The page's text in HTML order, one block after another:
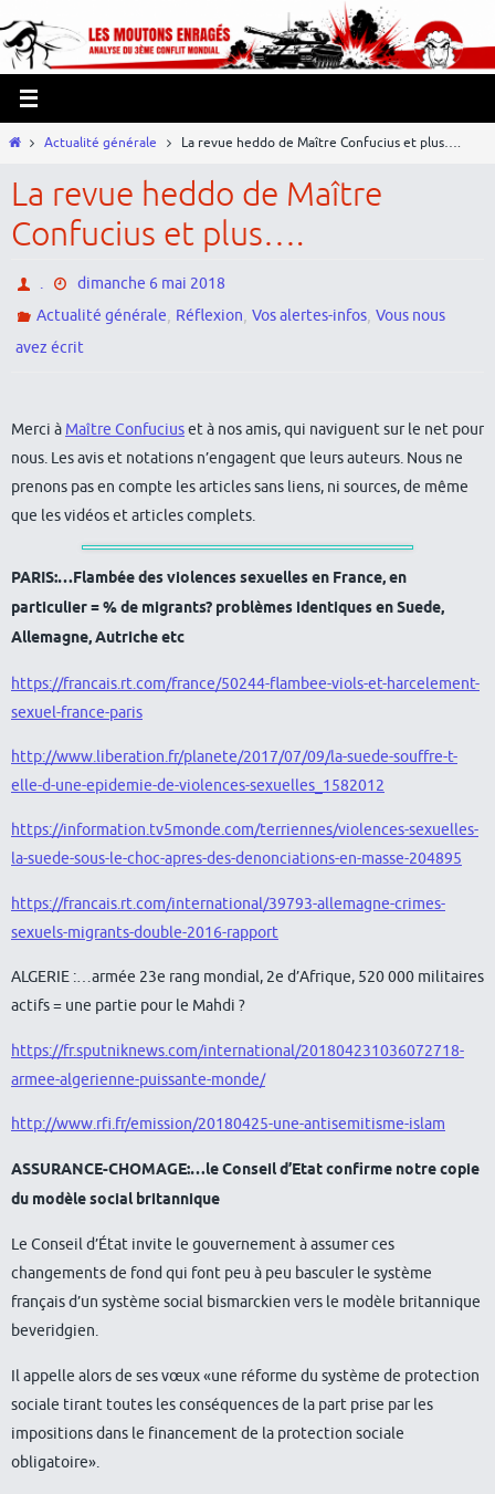
vers
le
contenu
HomeActualité générale La revue heddo de Maître Confucius et plus….
La revue heddo de Maître
Confucius et plus….
.
dimanche 6 mai 2018
Actualité générale, Réflexion,Vos alertes-infos,Vous nous
avez écrit
Merci à Maître Confuciuset à nos amis, qui naviguent sur le net pour
nous. Les avis et notations n’engagent que leurs auteurs. Nous ne
prenons pas en compte les articles sans liens, ni sources, de même
que les vidéos et articles complets.
PARIS:…Flambée des violences sexuelles en France, en
particulier = % de migrants? problèmes identiques en Suede,
Allemagne, Autriche etc
https://francais.rt.com/france/50244-flambee-viols-et-harcelement-
sexuel-france-paris
http://www.liberation.fr/planete/2017/07/09/la-suede-souffre-t-
elle-d-une-epidemie-de-violences-sexuelles_1582012
https://information.tv5monde.com/terriennes/violences-sexuelles-
la-suede-sous-le-choc-apres-des-denonciations-en-masse-204895
https://francais.rt.com/international/39793-allemagne-crimes-
sexuels-migrants-double-2016-rapport
ALGERIE :…armée 23e rang mondial, 2e d’Afrique, 520 000 militaires
actifs = une partie pour le Mahdi ?
https://fr.sputniknews.com/international/201804231036072718-
armee-algerienne-puissante-monde/
http://www.rfi.fr/emission/20180425-une-antisemitisme-islam
ASSURANCE-CHOMAGE:…le Conseil d’Etat confirme notre copie
du modèle social britannique
Le Conseil d’État invite le gouvernement à assumer ces
changements de fond qui font peu à peu basculer le système
français d’un système social bismarckien vers le modèle britannique
beveridgien.
Il appelle alors de ses vœux «une réforme du système de protection
sociale tirant toutes les conséquences de la part prise par les
impositions dans le financement de la protection sociale
obligatoire».